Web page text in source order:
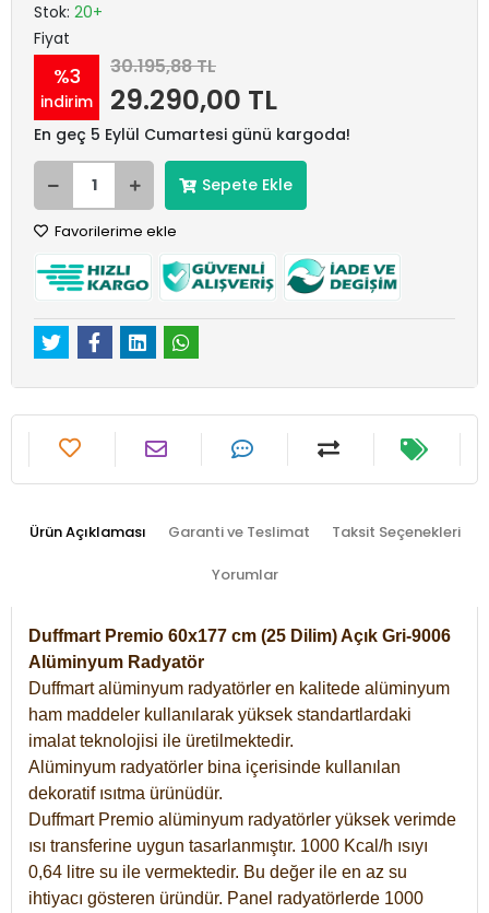
Stok: 20+
Fiyat
%3
indirim
30.195,88 TL
29.290,00 TL
En geç 5 Eylül Cumartesi günü kargoda!
Sepete Ekle
Favorilerime ekle
Ürün Açıklaması Garanti ve Teslimat Taksit Seçenekleri
Yorumlar
Duffmart Premio 60x177 cm (25 Dilim) Açık Gri-9006
Alüminyum Radyatör
Duffmart alüminyum radyatörler en kalitede alüminyum
ham maddeler kullanılarak yüksek standartlardaki
imalat teknolojisi ile üretilmektedir.
Alüminyum radyatörler bina içerisinde kullanılan
dekoratif ısıtma ürünüdür.
Duffmart Premio alüminyum radyatörler yüksek verimde
ısı transferine uygun tasarlanmıştır. 1000 Kcal/h ısıyı
0,64 litre su ile vermektedir. Bu değer ile en az su
ihtiyacı gösteren üründür. Panel radyatörlerde 1000